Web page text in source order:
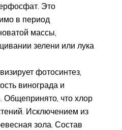
Это
в период
массы,
зелени или лука
фотосинтез,
винограда и
Общепринято, что хлор
Исключением из
зола. Состав